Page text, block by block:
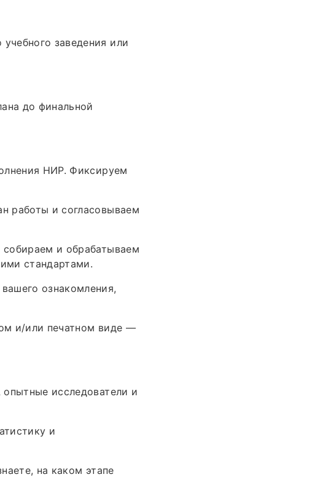
заведения или
до финальной
НИР. Фиксируем
работы и согласовываем
и обрабатываем
стандартами.
ознакомления,
и/или печатном виде —
исследователи и
и
на каком этапе